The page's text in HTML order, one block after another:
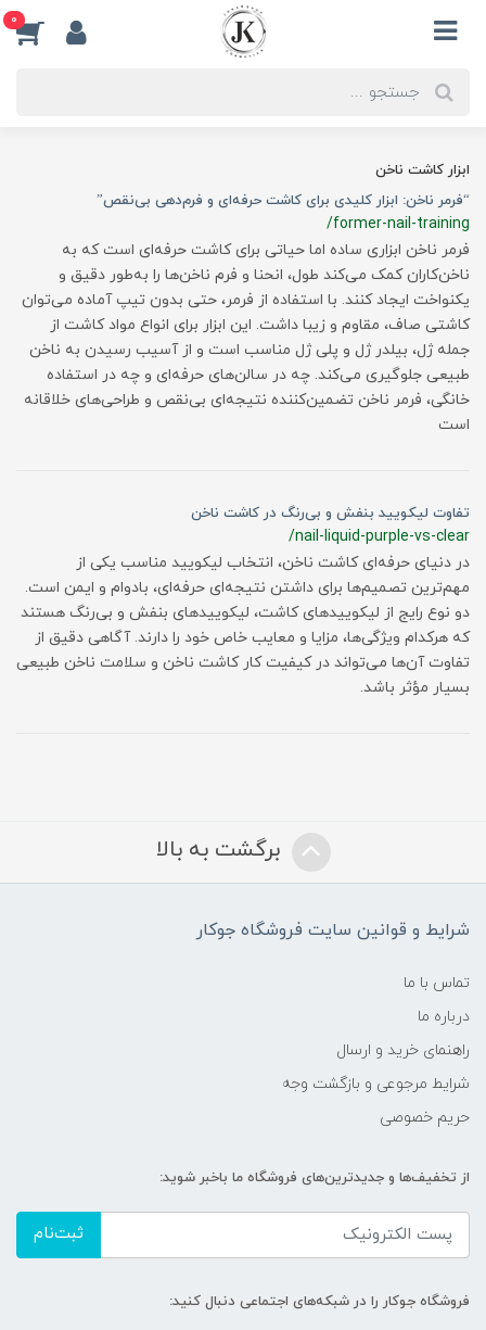
0
ابزار کاشت ناخن
“فرمر ناخن: ابزار کلیدی برای کاشت حرفه‌ای و فرم‌دهی بی‌نقص”
/former-nail-training
فرمر ناخن ابزاری ساده اما حیاتی برای کاشت حرفه‌ای است که به
ناخن‌کاران کمک می‌کند طول، انحنا و فرم ناخن‌ها را به‌طور دقیق و
یکنواخت ایجاد کنند. با استفاده از فرمر، حتی بدون تیپ آماده می‌توان
کاشتی صاف، مقاوم و زیبا داشت. این ابزار برای انواع مواد کاشت از
جمله ژل، بیلدر ژل و پلی ژل مناسب است و از آسیب رسیدن به ناخن
طبیعی جلوگیری می‌کند. چه در سالن‌های حرفه‌ای و چه در استفاده
خانگی، فرمر ناخن تضمین‌کننده نتیجه‌ای بی‌نقص و طراحی‌های خلاقانه
است
تفاوت لیکویید بنفش و بی‌رنگ در کاشت ناخن
/nail-liquid-purple-vs-clear
در دنیای حرفه‌ای کاشت ناخن، انتخاب لیکویید مناسب یکی از
مهم‌ترین تصمیم‌ها برای داشتن نتیجه‌ای حرفه‌ای، بادوام و ایمن است.
دو نوع رایج از لیکوییدهای کاشت، لیکوییدهای بنفش و بی‌رنگ هستند
که هرکدام ویژگی‌ها، مزایا و معایب خاص خود را دارند. آگاهی دقیق از
تفاوت آن‌ها می‌تواند در کیفیت کار کاشت ناخن و سلامت ناخن طبیعی
بسیار مؤثر باشد.
برگشت به بالا
شرایط و قوانین سایت فروشگاه جوکار
تماس با ما
درباره ما
راهنمای خرید و ارسال
شرایط مرجوعی و بازگشت وجه
حریم خصوصی
از تخفیف‌ها و جدیدترین‌های فروشگاه ما باخبر شوید:
ثبت‌نام
فروشگاه جوکار را در شبکه‌های اجتماعی دنبال کنید: